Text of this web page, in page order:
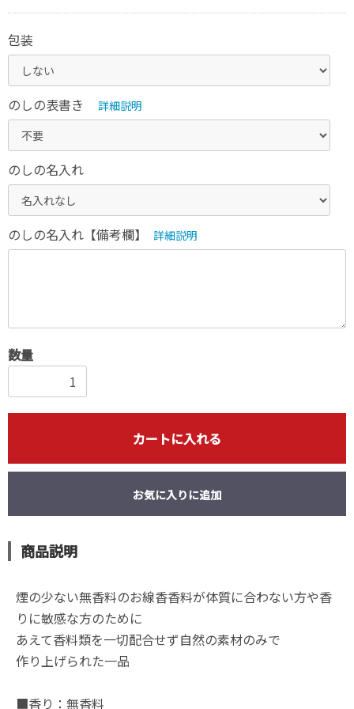
包装
のしの表書き 詳細説明
のしの名入れ
のしの名入れ【備考欄】 詳細説明
数量
カートに入れる
お気に入りに追加
商品説明
煙の少ない無香料のお線香香料が体質に合わない方や香
りに敏感な方のために
あえて香料類を一切配合せず自然の素材のみで
作り上げられた一品
■香り：無香料